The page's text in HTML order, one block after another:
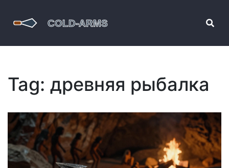
Tag: древняя рыбалка